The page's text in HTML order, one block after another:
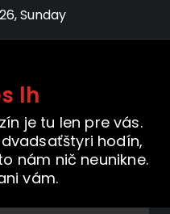
Sunday
lh
je tu len pre vás.
hodín,
nám nič neunikne.
vám.